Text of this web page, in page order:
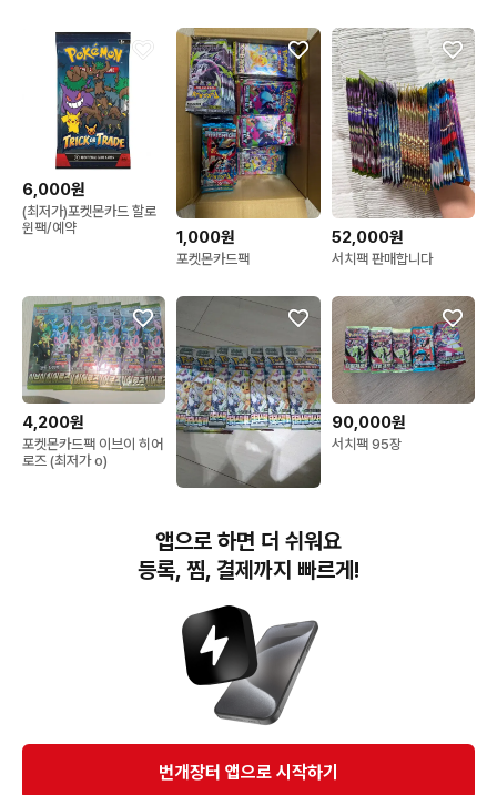
6,000원
(최저가)포켓몬카드 할로
윈팩/예약
1,000원
포켓몬카드팩
52,000원
서치팩 판매합니다
4,200원
포켓몬카드팩 이브이 히어
로즈 (최저가 o)
테라스탈페스타 낱팩 서치
팩 8개
90,000원
서치팩 95장
번개장터(주) 사업자정보, 이용약관 및 기타 법적고지
번개장터㈜는 통신판매중개자이며, 통신판매의 당사자가 아닙니다. 전자상거래 등에서의
소비자보호에 관한 법률 등 관련 법령 및 번개장터㈜의 약관에 따라 상품, 상품정보, 거래에 관한 책임은
개별 판매자에게 귀속하고, 번개장터㈜는 원칙적으로 회원간 거래에 대하여 책임을 지지 않습니다.
다만, 번개장터㈜가 직접 판매하는 상품에 대한 책임은 번개장터㈜에게 귀속합니다.
앱으로 하면 더 쉬워요
등록, 찜, 결제까지 빠르게!
번개장터 앱으로 시작하기